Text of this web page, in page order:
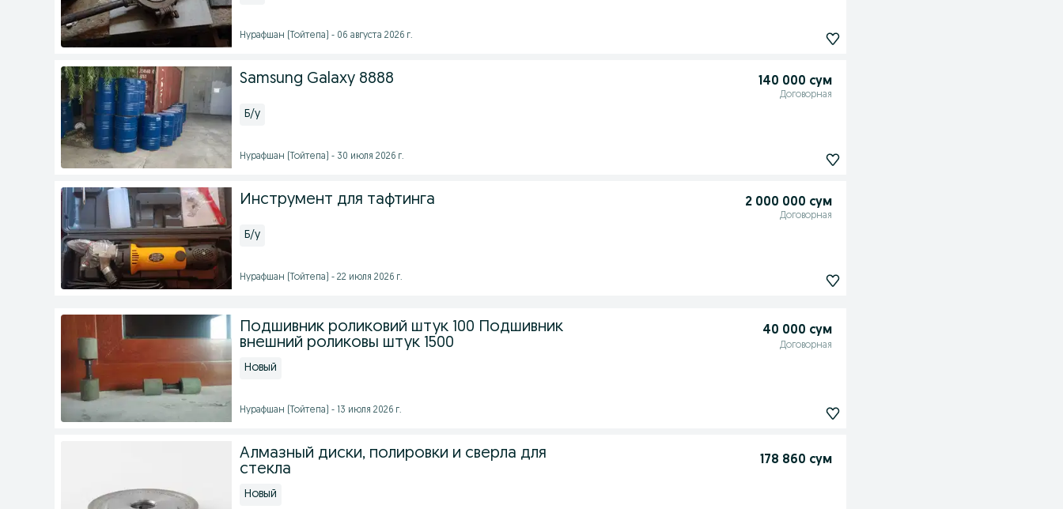
Нурафшан (Тойтепа) - 06 августа 2026 г.
Samsung Galaxy 8888 140 000 сум
Договорная
Б/у
Нурафшан (Тойтепа) - 30 июля 2026 г.
Инструмент для тафтинга 2 000 000 сум
Договорная
Б/у
Нурафшан (Тойтепа) - 22 июля 2026 г.
Подшивник роликовий штук 100 Подшивник
внешний роликовы штук 1500
40 000 сум
Договорная
Новый
Нурафшан (Тойтепа) - 13 июля 2026 г.
Алмазный диски, полировки и сверла для
стекла
178 860 сум
Новый